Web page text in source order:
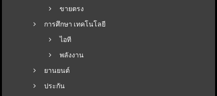
ขายตรง
การศึกษา เทคโนโลยี
ไอที
พลังงาน
ยานยนต์
ประกัน